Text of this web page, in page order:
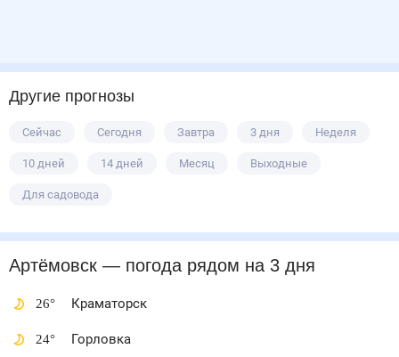
Другие прогнозы
Сейчас Сегодня Завтра 3 дня Неделя
10 дней 14 дней Месяц Выходные
Для садовода
Артёмовск — погода рядом на 3 дня
26° Краматорск
24° Горловка